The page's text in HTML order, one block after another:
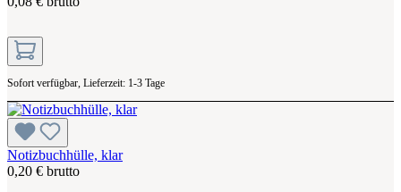
Sofort verfügbar, Lieferzeit: 1-3 Tage
Notizbuchhülle, klar
0,20 € brutto